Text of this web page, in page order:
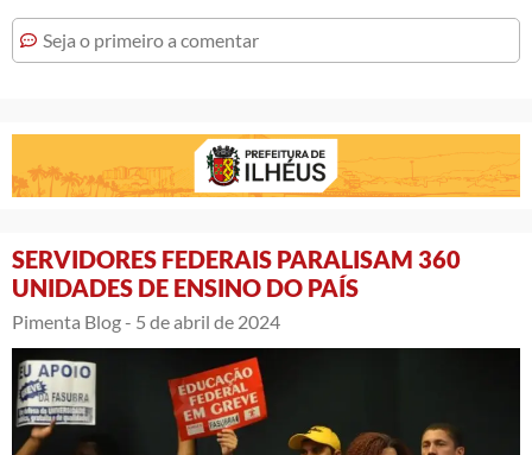
Seja o primeiro a comentar
SERVIDORES FEDERAIS PARALISAM 360
UNIDADES DE ENSINO DO PAÍS
Pimenta Blog - 5 de abril de 2024